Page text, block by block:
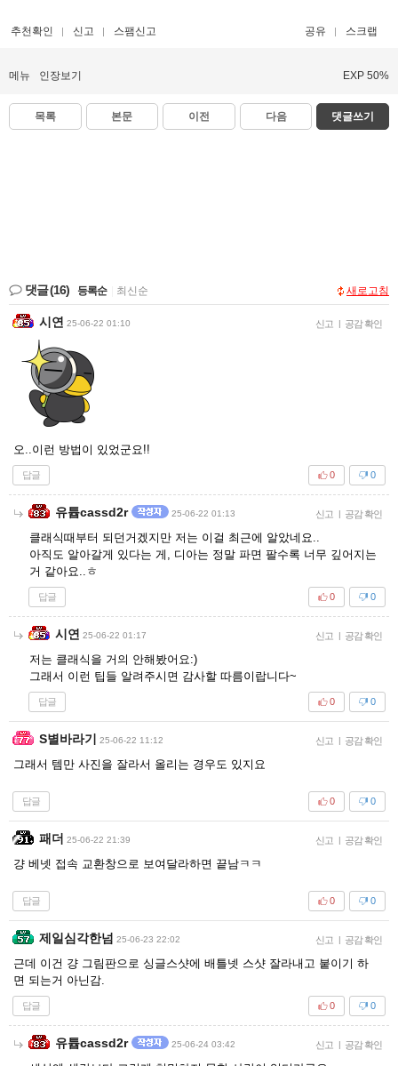
추천확인 신고 스팸신고 공유 스크랩
메뉴 인장보기 EXP 50%
목록 본문 이전 다음 댓글쓰기
댓글(16) 등록순 최신순 새로고침
시연 25-06-22 01:10 신고 | 공감 확인
오..이런 방법이 있었군요!!
답글 0
0
유튭cassd2r 25-06-22 01:13 신고 | 공감 확인
클래식때부터 되던거겠지만 저는 이걸 최근에 알았네요..
아직도 알아갈게 있다는 게, 디아는 정말 파면 팔수록 너무 깊어지는
거 같아요..ㅎ
답글 0
0
시연 25-06-22 01:17 신고 | 공감 확인
저는 클래식을 거의 안해봤어요:)
그래서 이런 팁들 알려주시면 감사할 따름이랍니다~
답글 0
0
S별바라기 25-06-22 11:12 신고 | 공감 확인
그래서 템만 사진을 잘라서 올리는 경우도 있지요
답글 0
0
패더 25-06-22 21:39 신고 | 공감 확인
걍 베넷 접속 교환창으로 보여달라하면 끝남ㅋㅋ
답글 0
0
제일심각한넘 25-06-23 22:02 신고 | 공감 확인
근데 이건 걍 그림판으로 싱글스샷에 배틀넷 스샷 잘라내고 붙이기 하
면 되는거 아닌감.
답글 0
0
유튭cassd2r 25-06-24 03:42 신고 | 공감 확인